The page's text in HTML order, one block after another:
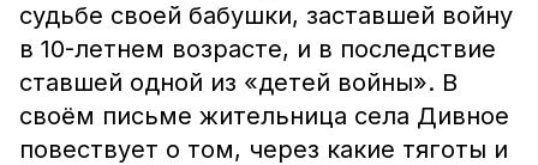
судьбе своей бабушки, заставшей войну
в 10-летнем возрасте, и в последствие
ставшей одной из «детей войны». В
своём письме жительница села Дивное
повествует о том, через какие тяготы и